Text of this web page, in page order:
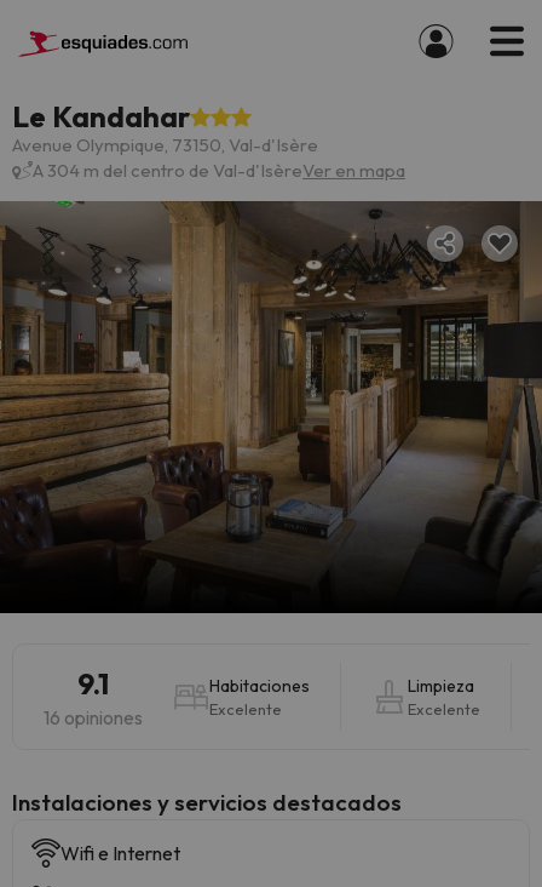
Le Kandahar
Avenue Olympique, 73150, Val-d'Isère
A 304 m del centro de Val-d'IsèreVer en mapa
9.1
16 opiniones
Habitaciones
Excelente
Limpieza
Excelente
Instalaciones y servicios destacados
Wifi e Internet